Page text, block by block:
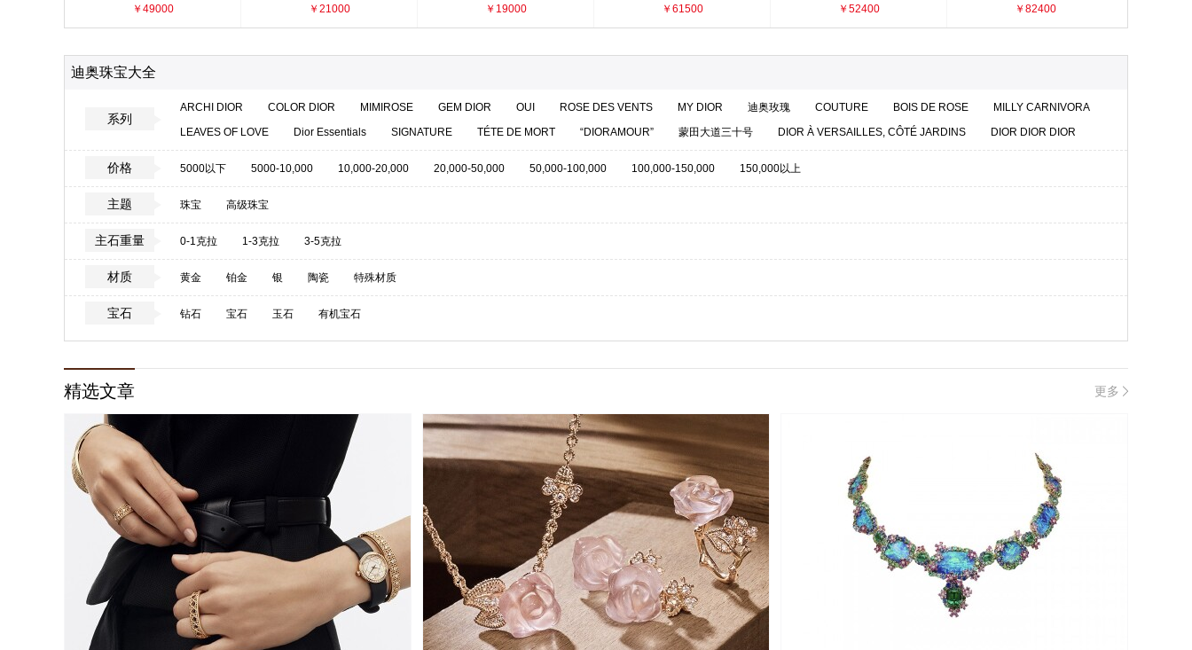
￥49000
￥21000
￥19000
￥61500
￥52400
￥82400
迪奥珠宝大全
系列
ARCHI DIOR COLOR DIOR MIMIROSE GEM DIOR OUI ROSE DES VENTS MY DIOR 迪奥玫瑰 COUTURE BOIS DE ROSE
MILLY CARNIVORA
LEAVES OF LOVE
Dior Essentials SIGNATURE TÉTE DE MORT “DIORAMOUR” 蒙田大道三十号 DIOR À VERSAILLES, CÔTÉ JARDINS
DIOR DIOR DIOR
LUCKY DIOR
价格 5000以下 5000-10,000 10,000-20,000 20,000-50,000 50,000-100,000 100,000-150,000 150,000以上
主题 珠宝 高级珠宝
主石重量 0-1克拉 1-3克拉 3-5克拉
材质 黄金 铂金 银 陶瓷 特殊材质
宝石 钻石 宝石 玉石 有机宝石
精选文章 更多